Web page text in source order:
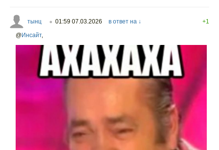
тынц ○ 01:59 07.03.2026 в ответ на ↓
+1
@Инсайт,